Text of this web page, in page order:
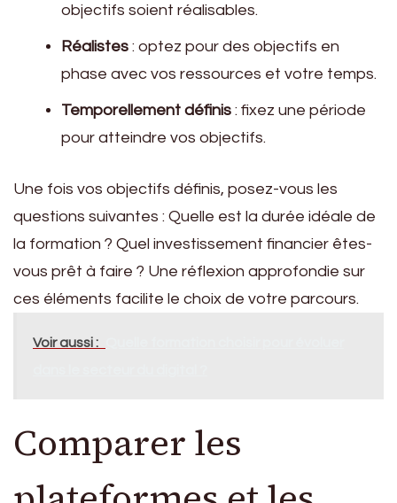
objectifs soient réalisables.
Réalistes : optez pour des objectifs en
phase avec vos ressources et votre temps.
Temporellement définis : fixez une période
pour atteindre vos objectifs.
Une fois vos objectifs définis, posez-vous les
questions suivantes : Quelle est la durée idéale de
la formation ? Quel investissement financier êtes-
vous prêt à faire ? Une réflexion approfondie sur
ces éléments facilite le choix de votre parcours.
Voir aussi :
Comparer les